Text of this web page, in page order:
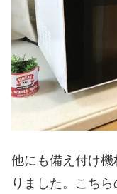
他にも備え付け
りました。こち